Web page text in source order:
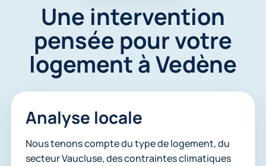
Une intervention
pensée pour votre
logement à Vedène
Analyse locale
Nous tenons compte du type de logement, du
secteur Vaucluse, des contraintes climatiques